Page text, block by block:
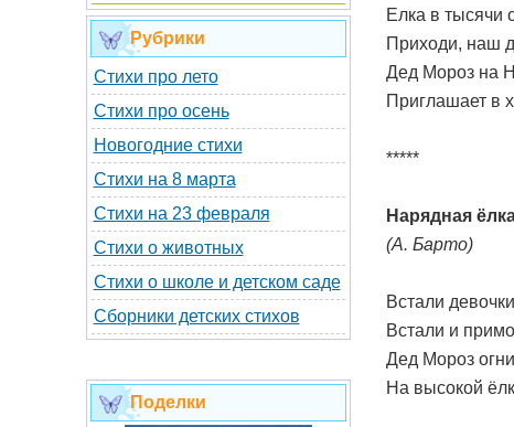
Рубрики
Стихи про лето
Стихи про осень
Новогодние стихи
Стихи на 8 марта
Стихи на 23 февраля
Стихи о животных
Стихи о школе и детском саде
Сборники детских стихов
Поделки
Елка в тысячи
Приходи, наш
Дед Мороз на
Приглашает в
*****
Нарядная
(А. Барто)
Встали
Встали и
Дед Мороз
На высокой